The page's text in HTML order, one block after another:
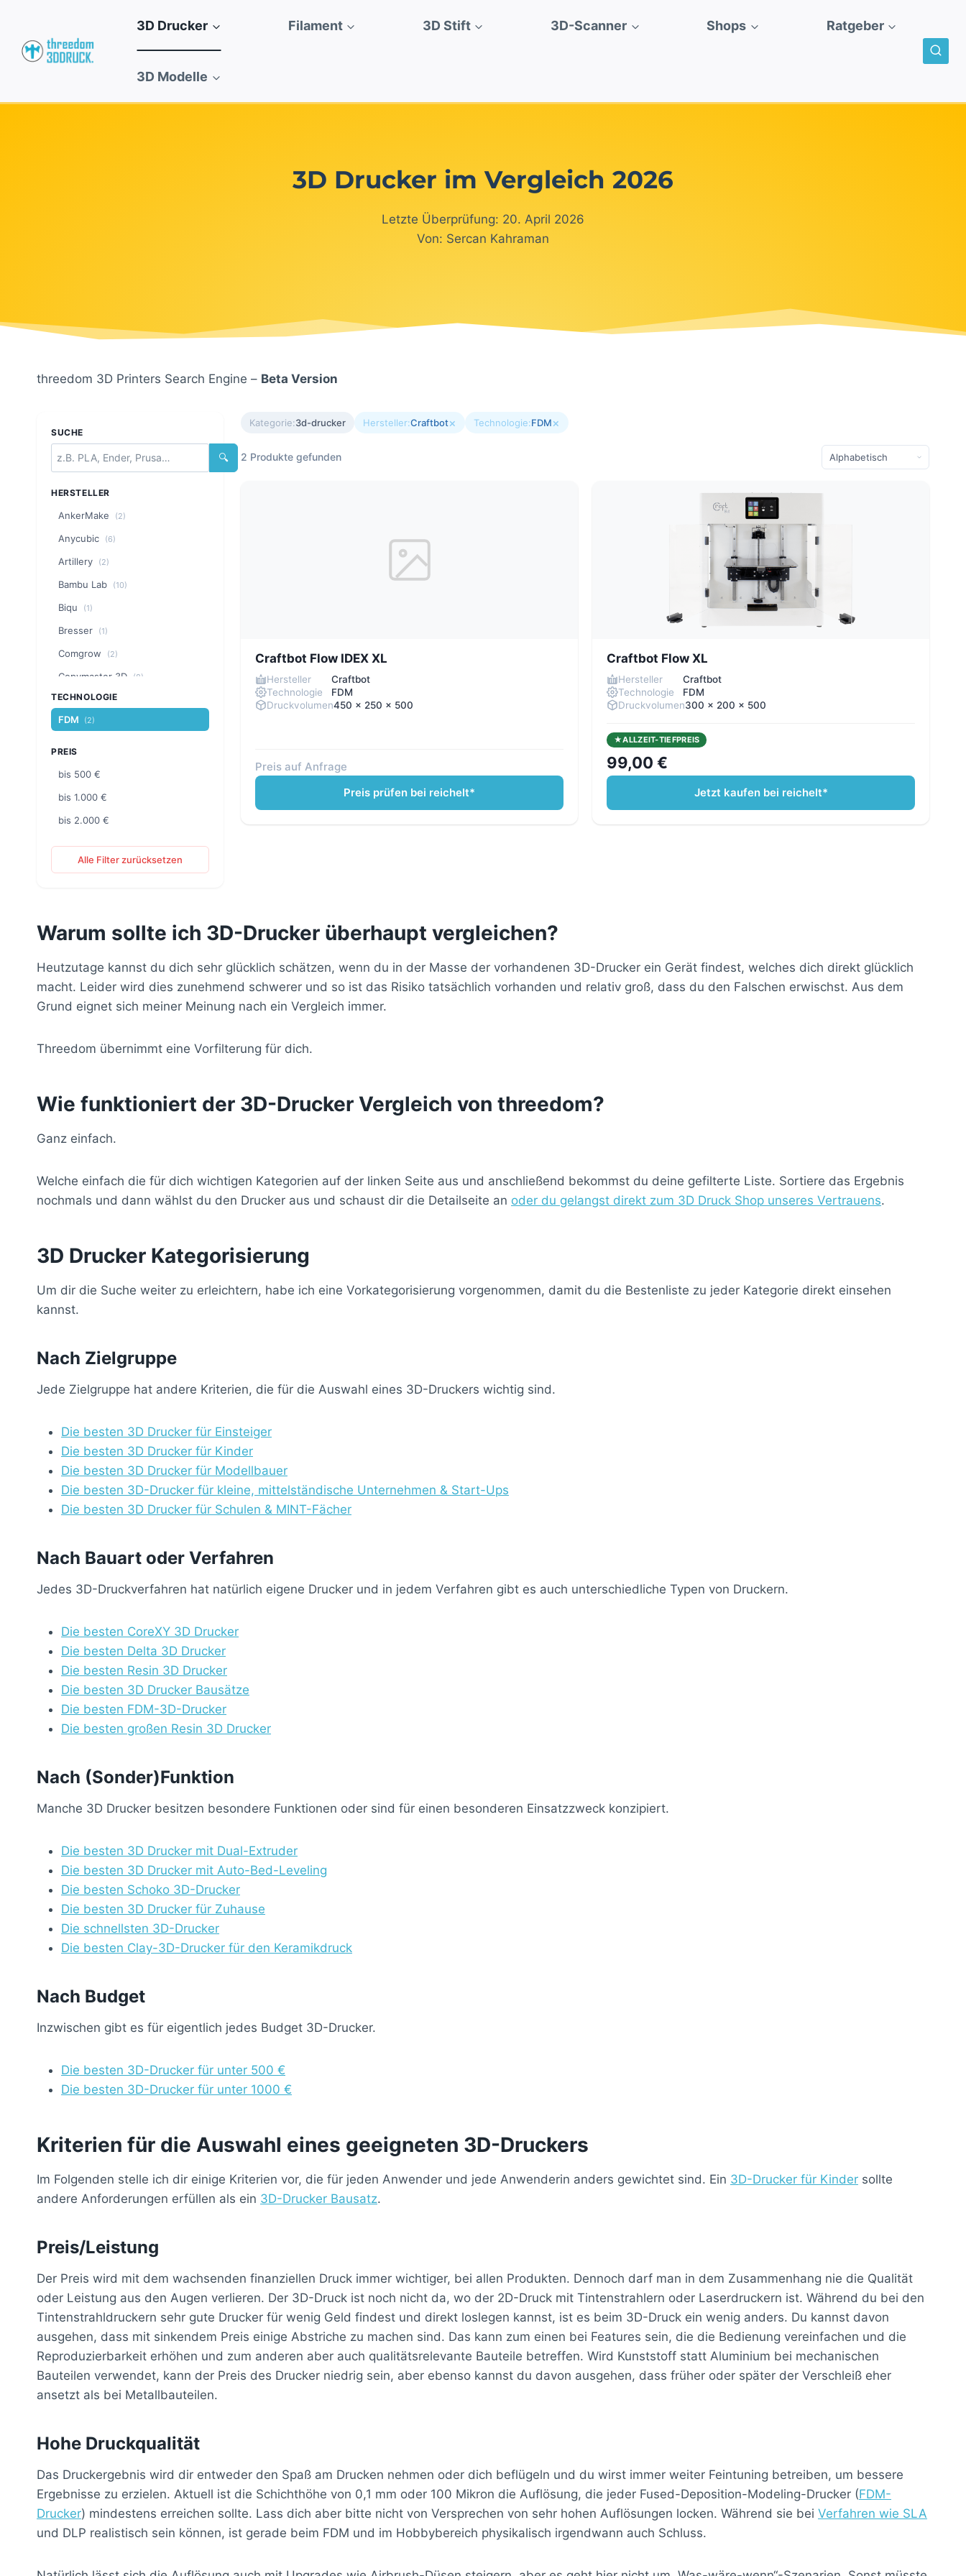
springen
3D Drucker Filament 3D Stift 3D-Scanner Shops Ratgeber
3D Modelle
3D Drucker im Vergleich 2026
Letzte Überprüfung: 20. April 2026
Von: Sercan Kahraman
threedom 3D Printers Search Engine – Beta Version
SUCHE
🔍
HERSTELLER
AnkerMake (2)
Anycubic (6)
Artillery (2)
Bambu Lab (10)
Biqu (1)
Bresser (1)
Comgrow (2)
Copymaster 3D (8)
Craftbot (2)
Creality
CreatBot
ELEGOO
Flashforge
FLSUN (4)
MakerBot (1)
QIDI (4)
Snapmaker
Sovol
Two Trees (1)
TECHNOLOGIE
FDM (2)
PREIS
bis 500 €
bis 1.000 €
bis 2.000 €
Alle Filter zurücksetzen
Kategorie:3d-drucker Hersteller:Craftbot× Technologie:FDM×
2 Produkte gefunden
Craftbot Flow IDEX XL
Hersteller
Craftbot
Technologie
FDM
Druckvolumen450 x 250 x 500
Preis auf Anfrage
Preis prüfen bei reichelt*
Craftbot Flow XL
Hersteller
Craftbot
Technologie
FDM
Druckvolumen300 x 200 x 500
ALLZEIT-TIEFPREIS
99,00 €
Jetzt kaufen bei reichelt*
Warum sollte ich 3D-Drucker überhaupt vergleichen?
Heutzutage kannst du dich sehr glücklich schätzen, wenn du in der Masse der vorhandenen 3D-Drucker ein Gerät findest, welches dich direkt glücklich
macht. Leider wird dies zunehmend schwerer und so ist das Risiko tatsächlich vorhanden und relativ groß, dass du den Falschen erwischst. Aus dem
Grund eignet sich meiner Meinung nach ein Vergleich immer.
Threedom übernimmt eine Vorfilterung für dich.
Wie funktioniert der 3D-Drucker Vergleich von threedom?
Ganz einfach.
Welche einfach die für dich wichtigen Kategorien auf der linken Seite aus und anschließend bekommst du deine gefilterte Liste. Sortiere das Ergebnis
nochmals und dann wählst du den Drucker aus und schaust dir die Detailseite an oder du gelangst direkt zum 3D Druck Shop unseres Vertrauens.
3D Drucker Kategorisierung
Um dir die Suche weiter zu erleichtern, habe ich eine Vorkategorisierung vorgenommen, damit du die Bestenliste zu jeder Kategorie direkt einsehen
kannst.
Nach Zielgruppe
Jede Zielgruppe hat andere Kriterien, die für die Auswahl eines 3D-Druckers wichtig sind.
Die besten 3D Drucker für Einsteiger
Die besten 3D Drucker für Kinder
Die besten 3D Drucker für Modellbauer
Die besten 3D-Drucker für kleine, mittelständische Unternehmen & Start-Ups
Die besten 3D Drucker für Schulen & MINT-Fächer
Nach Bauart oder Verfahren
Jedes 3D-Druckverfahren hat natürlich eigene Drucker und in jedem Verfahren gibt es auch unterschiedliche Typen von Druckern.
Die besten CoreXY 3D Drucker
Die besten Delta 3D Drucker
Die besten Resin 3D Drucker
Die besten 3D Drucker Bausätze
Die besten FDM-3D-Drucker
Die besten großen Resin 3D Drucker
Nach (Sonder)Funktion
Manche 3D Drucker besitzen besondere Funktionen oder sind für einen besonderen Einsatzzweck konzipiert.
Die besten 3D Drucker mit Dual-Extruder
Die besten 3D Drucker mit Auto-Bed-Leveling
Die besten Schoko 3D-Drucker
Die besten 3D Drucker für Zuhause
Die schnellsten 3D-Drucker
Die besten Clay-3D-Drucker für den Keramikdruck
Nach Budget
Inzwischen gibt es für eigentlich jedes Budget 3D-Drucker.
Die besten 3D-Drucker für unter 500 €
Die besten 3D-Drucker für unter 1000 €
Kriterien für die Auswahl eines geeigneten 3D-Druckers
Im Folgenden stelle ich dir einige Kriterien vor, die für jeden Anwender und jede Anwenderin anders gewichtet sind. Ein 3D-Drucker für Kinder sollte
andere Anforderungen erfüllen als ein 3D-Drucker Bausatz.
Preis/Leistung
Der Preis wird mit dem wachsenden finanziellen Druck immer wichtiger, bei allen Produkten. Dennoch darf man in dem Zusammenhang nie die Qualität
oder Leistung aus den Augen verlieren. Der 3D-Druck ist noch nicht da, wo der 2D-Druck mit Tintenstrahlern oder Laserdruckern ist. Während du bei den
Tintenstrahldruckern sehr gute Drucker für wenig Geld findest und direkt loslegen kannst, ist es beim 3D-Druck ein wenig anders. Du kannst davon
ausgehen, dass mit sinkendem Preis einige Abstriche zu machen sind. Das kann zum einen bei Features sein, die die Bedienung vereinfachen und die
Reproduzierbarkeit erhöhen und zum anderen aber auch qualitätsrelevante Bauteile betreffen. Wird Kunststoff statt Aluminium bei mechanischen
Bauteilen verwendet, kann der Preis des Drucker niedrig sein, aber ebenso kannst du davon ausgehen, dass früher oder später der Verschleiß eher
ansetzt als bei Metallbauteilen.
Hohe Druckqualität
Das Druckergebnis wird dir entweder den Spaß am Drucken nehmen oder dich beflügeln und du wirst immer weiter Feintuning betreiben, um bessere
Ergebnisse zu erzielen. Aktuell ist die Schichthöhe von 0,1 mm oder 100 Mikron die Auflösung, die jeder Fused-Deposition-Modeling-Drucker (FDM-
Drucker) mindestens erreichen sollte. Lass dich aber bitte nicht von Versprechen von sehr hohen Auflösungen locken. Während sie bei Verfahren wie SLA
und DLP realistisch sein können, ist gerade beim FDM und im Hobbybereich physikalisch irgendwann auch Schluss.